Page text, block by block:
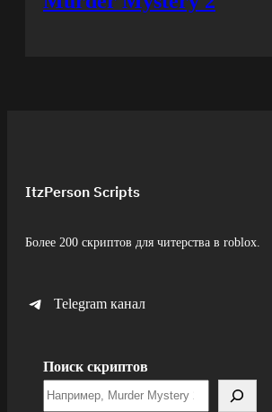
ItzPerson Scripts
Более 200 скриптов для читерства в roblox.
Telegram канал
Поиск скриптов